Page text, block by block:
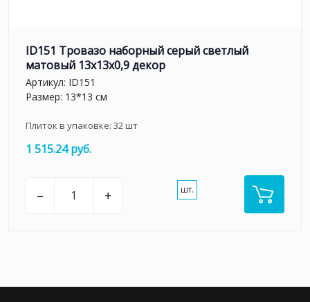
ID151 Тровазо наборный серый светлый
матовый 13x13x0,9 декор
Артикул: ID151
Размер: 13*13 см
Плиток в упаковке: 32шт
1 515.24 руб.
– + шт.